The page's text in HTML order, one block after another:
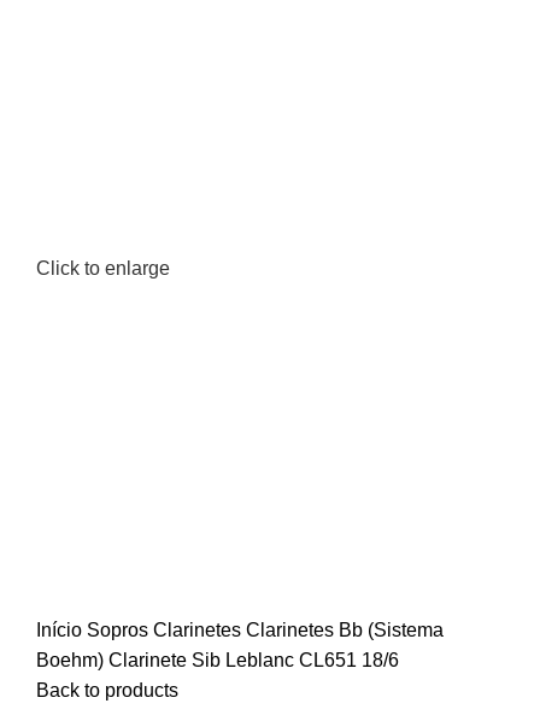
Click to enlarge
Início Sopros Clarinetes Clarinetes Bb (Sistema
Boehm) Clarinete Sib Leblanc CL651 18/6
Back to products